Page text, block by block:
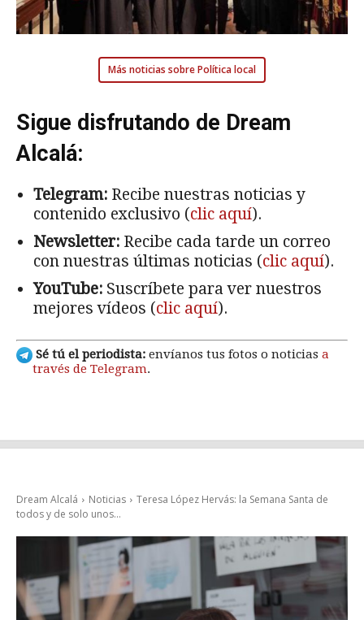
Más noticias sobre Política local
Sigue disfrutando de Dream
Alcalá:
Telegram: Recibe nuestras noticias y
contenido exclusivo (clic aquí).
Newsletter: Recibe cada tarde un correo
con nuestras últimas noticias (clic aquí).
YouTube: Suscríbete para ver nuestros
mejores vídeos (clic aquí).
Sé tú el periodista: envíanos tus fotos o noticias a
través de Telegram.